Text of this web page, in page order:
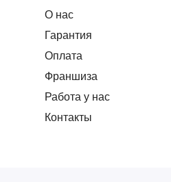
подсказали ,что будет
вежлевому персоналу за
Роман Гатауллин
21.02.2026
О нас
Гарантия
Оплата
Франшиза
Работа у нас
Контакты